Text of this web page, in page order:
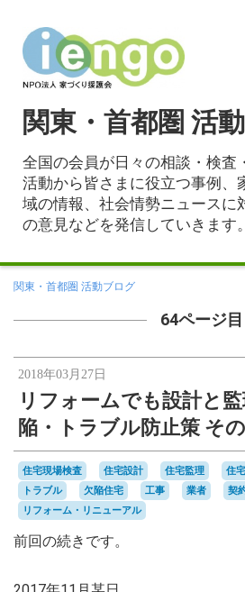
関東・首都圏 活
全国の会員が日々の相談・検査
活動から皆さまに役立つ事例、
域の情報、社会情勢ニュースに
の意見などを発信していきます。
関東・首都圏 活動ブログ
64ページ目
2018年03月27日
リフォームでも設計と
陥・トラブル防止策 そ
住宅現場検査 住宅設計 住宅監理 住
トラブル
欠陥住宅 工事 業者 契
リフォーム・リニューアル
前回の続きです。